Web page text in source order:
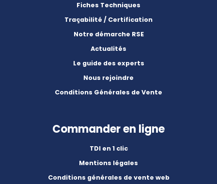
Fiches Techniques
Traçabilité / Certification
Notre démarche RSE
Actualités
Le guide des experts
Nous rejoindre
Conditions Générales de Vente
Commander en ligne
TDI en 1 clic
Mentions légales
Conditions générales de vente web